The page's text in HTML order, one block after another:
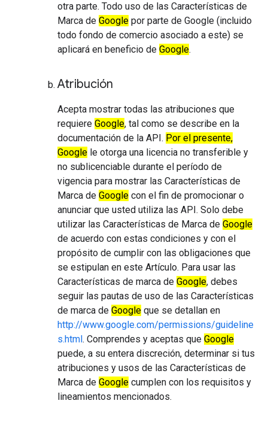
otra parte. Todo uso de las Características de
Marca de Google por parte de Google (incluido
todo fondo de comercio asociado a este) se
aplicará en beneficio de Google.
Atribución
Acepta mostrar todas las atribuciones que
requiere Google, tal como se describe en la
documentación de la API. Por el presente,
Google le otorga una licencia no transferible y
no sublicenciable durante el período de
vigencia para mostrar las Características de
Marca de Google con el fin de promocionar o
anunciar que usted utiliza las API. Solo debe
utilizar las Características de Marca de Google
de acuerdo con estas condiciones y con el
propósito de cumplir con las obligaciones que
se estipulan en este Artículo. Para usar las
Características de marca de Google, debes
seguir las pautas de uso de las Características
de marca de Google que se detallan en
http://www.google.com/permissions/guideline
s.html. Comprendes y aceptas que Google
puede, a su entera discreción, determinar si tus
atribuciones y usos de las Características de
Marca de Google cumplen con los requisitos y
lineamientos mencionados.